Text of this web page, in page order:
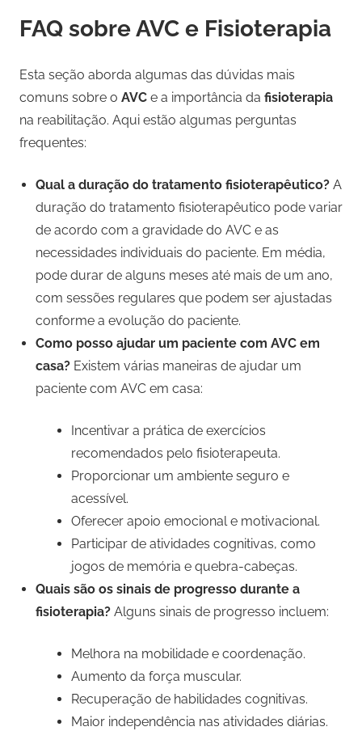
FAQ sobre AVC e Fisioterapia
Esta seção aborda algumas das dúvidas mais
comuns sobre o AVC e a importância da fisioterapia
na reabilitação. Aqui estão algumas perguntas
frequentes:
Qual a duração do tratamento fisioterapêutico? A
duração do tratamento fisioterapêutico pode variar
de acordo com a gravidade do AVC e as
necessidades individuais do paciente. Em média,
pode durar de alguns meses até mais de um ano,
com sessões regulares que podem ser ajustadas
conforme a evolução do paciente.
Como posso ajudar um paciente com AVC em
casa? Existem várias maneiras de ajudar um
paciente com AVC em casa:
Incentivar a prática de exercícios
recomendados pelo fisioterapeuta.
Proporcionar um ambiente seguro e
acessível.
Oferecer apoio emocional e motivacional.
Participar de atividades cognitivas, como
jogos de memória e quebra-cabeças.
Quais são os sinais de progresso durante a
fisioterapia? Alguns sinais de progresso incluem:
Melhora na mobilidade e coordenação.
Aumento da força muscular.
Recuperação de habilidades cognitivas.
Maior independência nas atividades diárias.